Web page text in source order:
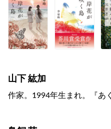
山下 紘加
作家。1994年生まれ。『あ